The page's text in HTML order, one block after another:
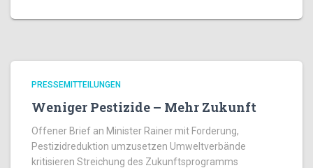
PRESSEMITTEILUNGEN
Weniger Pestizide – Mehr Zukunft
Offener Brief an Minister Rainer mit Forderung,
Pestizidreduktion umzusetzen Umweltverbände
kritisieren Streichung des Zukunftsprogramms